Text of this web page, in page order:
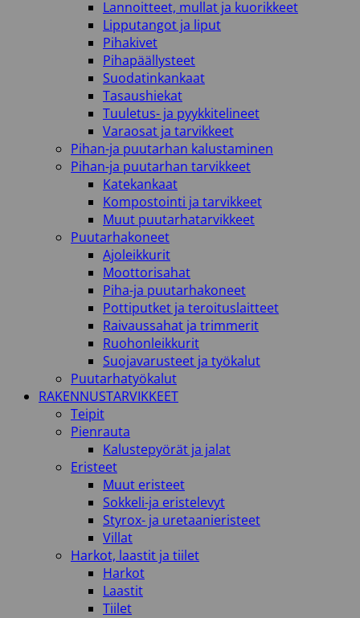
Lannoitteet, mullat ja kuorikkeet
Lipputangot ja liput
Pihakivet
Pihapäällysteet
Suodatinkankaat
Tasaushiekat
Tuuletus- ja pyykkitelineet
Varaosat ja tarvikkeet
Pihan-ja puutarhan kalustaminen
Pihan-ja puutarhan tarvikkeet
Katekankaat
Kompostointi ja tarvikkeet
Muut puutarhatarvikkeet
Puutarhakoneet
Ajoleikkurit
Moottorisahat
Piha-ja puutarhakoneet
Pottiputket ja teroituslaitteet
Raivaussahat ja trimmerit
Ruohonleikkurit
Suojavarusteet ja työkalut
Puutarhatyökalut
RAKENNUSTARVIKKEET
Teipit
Pienrauta
Kalustepyörät ja jalat
Eristeet
Muut eristeet
Sokkeli-ja eristelevyt
Styrox- ja uretaanieristeet
Villat
Harkot, laastit ja tiilet
Harkot
Laastit
Tiilet